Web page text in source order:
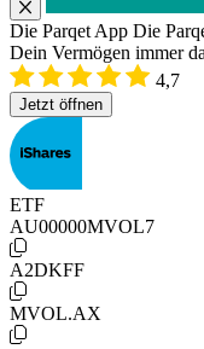
Die Parqet App Die
Dein Vermögen immer
4,7
Jetzt öffnen
ETF
AU00000MVOL7
A2DKFF
MVOL.AX